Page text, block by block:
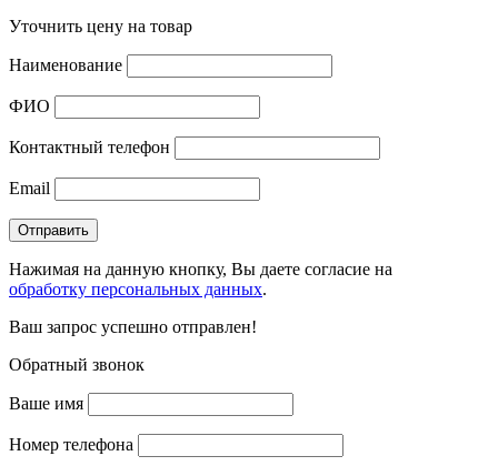
Уточнить цену на товар
Наименование
ФИО
Контактный телефон
Email
Нажимая на данную кнопку, Вы даете согласие на
обработку персональных данных.
Ваш запрос успешно отправлен!
Обратный звонок
Ваше имя
Номер телефона